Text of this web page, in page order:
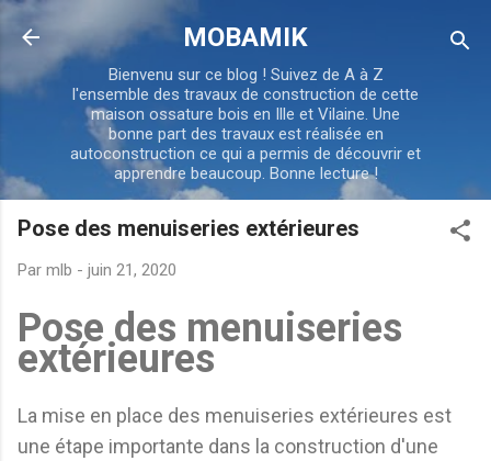
Accéder au contenu principal
MOBAMIK
Bienvenu sur ce blog ! Suivez de A à Z
l'ensemble des travaux de construction de cette
maison ossature bois en Ille et Vilaine. Une
bonne part des travaux est réalisée en
autoconstruction ce qui a permis de découvrir et
apprendre beaucoup. Bonne lecture !
Pose des menuiseries extérieures
Par mlb - juin 21, 2020
Pose des menuiseries
extérieures
La mise en place des menuiseries extérieures est
une étape importante dans la construction d'une